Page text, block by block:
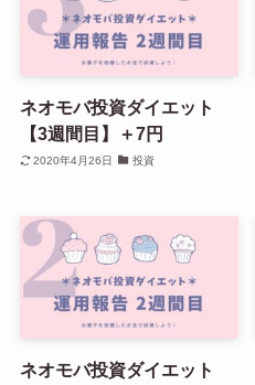
ネオモバ投資ダイエット
【3週間目】＋7円
2020年4月26日 投資
ネオモバ投資ダイエット